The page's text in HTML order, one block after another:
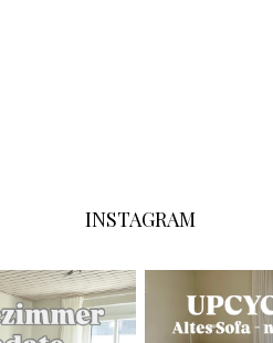
INSTAGRAM